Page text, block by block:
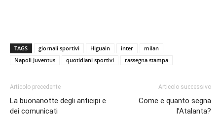
TAGS giornali sportivi Higuain inter
milan
Napoli Juventus
quotidiani sportivi rassegna stampa
Articolo precedente
La buonanotte degli anticipi e
dei comunicati
Articolo successivo
Come e quanto segna
l’Atalanta?